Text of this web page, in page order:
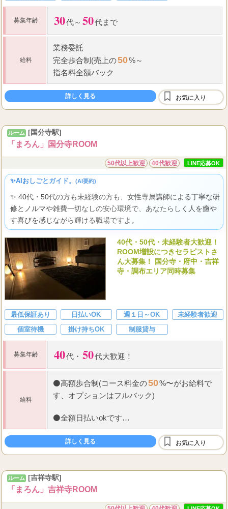
募集年齢 30代～ 50代まで
給料
業務委託
完全歩合制(売上の50%～
指名料全額バック
詳しく見る お気に入り
ルーム [国分寺駅]
「まろん」国分寺ROOM
50代以上歓迎 40代歓迎 LINE応募OK
✨AIおしごとガイド。 (AI要約)
✨ 40代・50代の方も未経験の方も、女性専属講師による丁寧な研
修とノルマや雑費一切なしの安心環境で、あなたらしく人を癒や
す喜びを感じながら輝ける職場ですよ。
40代・50代・未経験者大歓迎！
ROOM増設につきセラピストさ
ん大募集！ 国分寺・府中・吉祥
寺・調布エリア同時募集
最低保証あり 日払いOK 週１日～OK
未経験者歓迎
個室待機
掛け持ちOK 制服貸与
募集年齢 40代 ・ 50代大歓迎！
給料
⚫高額歩合制(コース料金の50%〜がお給料で
す、オプションはフルバック)
⚫全額日払いokです
保証制度有り
ん！
もちろんノル
詳しく見る お気に入り
ルーム [吉祥寺駅]
「まろん」吉祥寺ROOM